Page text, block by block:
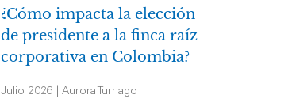
¿Cómo impacta la elección
de presidente a la finca raíz
corporativa en Colombia?
Julio 2026 | Aurora Turriago